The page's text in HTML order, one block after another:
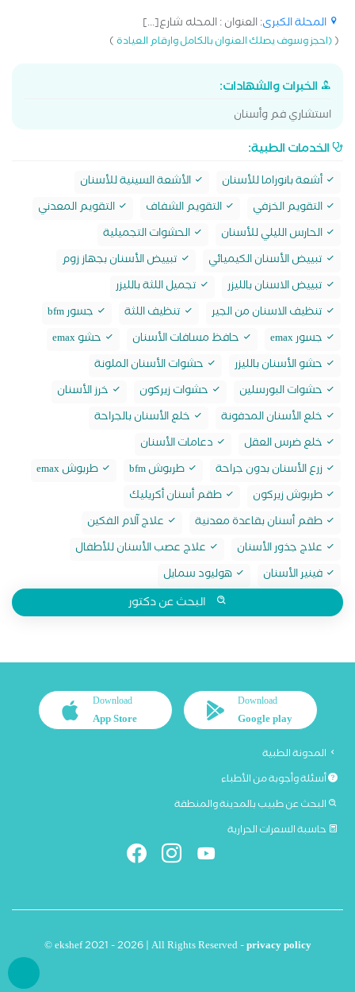
المحلة الكبرى: العنوان : المحله شارع[...]
((احجز وسوف يصلك العنوان بالكامل وارقام العيادة)
الخبرات والشهادات:
استشاري فم وأسنان
الخدمات الطبية:
أشعة بانوراما للأسنان
الأشعة السينية للأسنان
التقويم الخزفي
التقويم الشفاف
التقويم المعدني
الحارس الليلي للأسنان
الحشوات التجميلية
تبييض الأسنان الكيميائي
تبييض الأسنان بجهاز زوم
تبييض الاسنان بالليزر
تجميل اللثة بالليزر
تنظيف الاسنان من الجير
تنظيف اللثة
جسور bfm
جسور emax
حافظ مسافات الأسنان
حشو emax
حشو الأسنان بالليزر
حشوات الأسنان الملونة
حشوات البورسلين
حشوات زيركون
خرز الأسنان
خلع الأسنان المدفونة
خلع الأسنان بالجراحة
خلع ضرس العقل
دعامات الأسنان
زرع الأسنان بدون جراحة
طربوش bfm
طربوش emax
طربوش زيركون
طقم أسنان أكريليك
طقم أسنان بقاعدة معدنية
علاج آلام الفكين
علاج جذور الأسنان
علاج عصب الأسنان للأطفال
فينير الأسنان
هوليود سمايل
البحث عن دكتور
Download
Google play
Download
App Store
المدونة الطبية
أسئلة وأجوبة من الأطباء
البحث عن طبيب بالمدينة والمنطقة
حاسبة السعرات الحرارية
© ekshef 2021 - 2026 | All Rights Reserved -privacy policy